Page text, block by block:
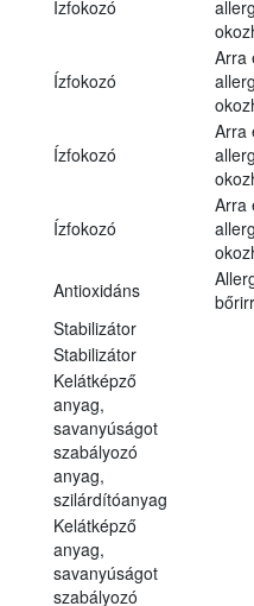
Ízfokozó
Ízfokozó
Arra
Ízfokozó
Arra
Ízfokozó
Arra
Antioxidáns
Stabilizátor
Stabilizátor
Kelátképző
anyag,
savanyúságot
szabályozó
anyag,
szilárdítóanyag
Kelátképző
anyag,
savanyúságot
szabályozó